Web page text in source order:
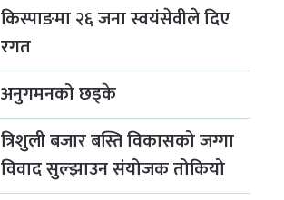
किस्पाङमा २६ जना स्वयंसेवीले दिए
रगत
अनुगमनको छड्के
त्रिशुली बजार बस्ति विकासको जग्गा
विवाद सुल्झाउन संयोजक तोकियो